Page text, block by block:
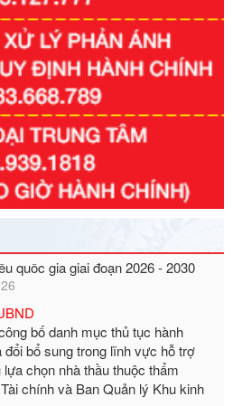
CP
NĐ-CP của Chính phủ: Quy
quốc gia giai đoạn 2026 - 2030
bố danh mục thủ tục hành
bổ sung trong lĩnh vực hỗ trợ
chọn nhà thầu thuộc thẩm
chính và Ban Quản lý Khu kinh